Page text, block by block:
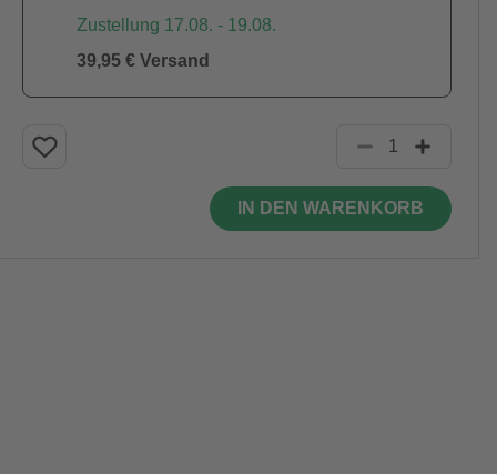
Zustellung 17.08. - 19.08.
39,95 € Versand
IN DEN WARENKORB